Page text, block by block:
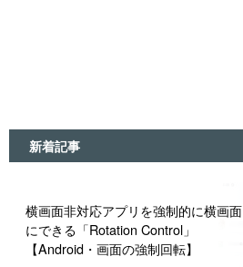
新着記事
横画面非対応アプリを強制的に横画面
にできる「Rotation Control」
【Android・画面の強制回転】